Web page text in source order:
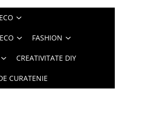
FASHION
CREATIVITATE DIY
CURATENIE